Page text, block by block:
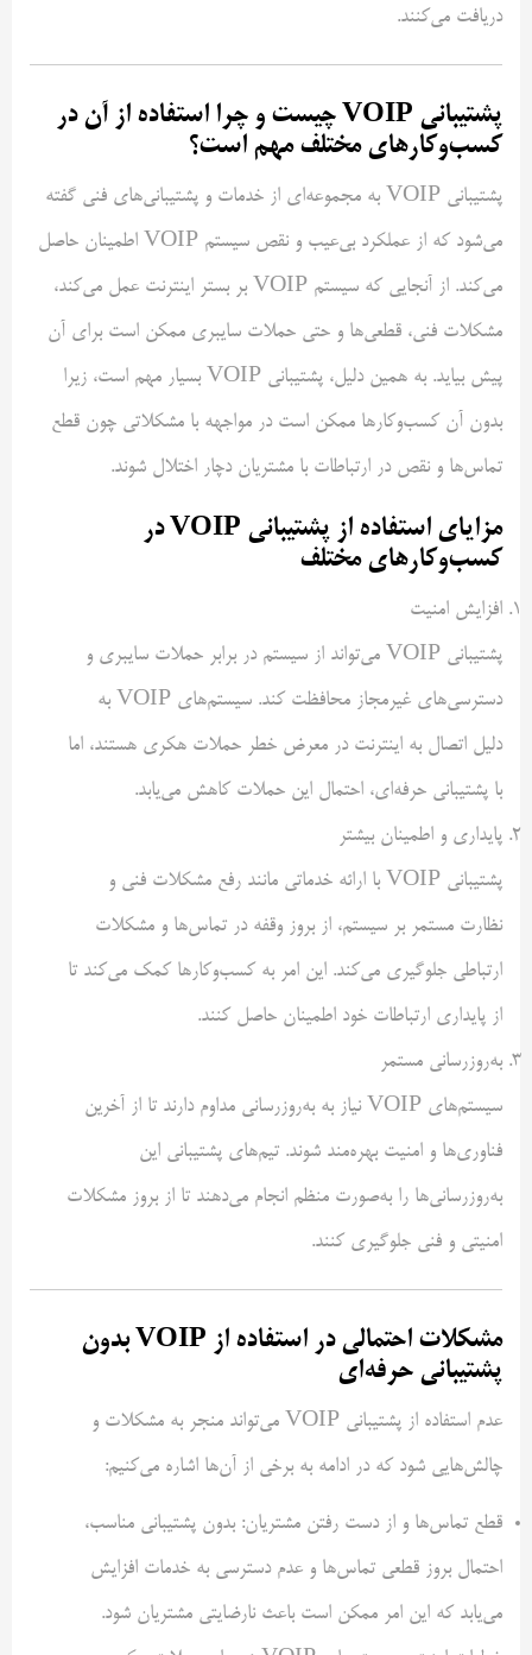
دریافت می‌کنند.
پشتیبانی VOIP چیست و چرا استفاده از آن در
کسب‌وکارهای مختلف مهم است؟
پشتیبانی VOIP به مجموعه‌ای از خدمات و پشتیبانی‌های فنی گفته
می‌شود که از عملکرد بی‌عیب و نقص سیستم VOIP اطمینان حاصل
می‌کند. از آنجایی که سیستم VOIP بر بستر اینترنت عمل می‌کند،
مشکلات فنی، قطعی‌ها و حتی حملات سایبری ممکن است برای آن
پیش بیاید. به همین دلیل، پشتیبانی VOIP بسیار مهم است، زیرا
بدون آن کسب‌وکارها ممکن است در مواجهه با مشکلاتی چون قطع
تماس‌ها و نقص در ارتباطات با مشتریان دچار اختلال شوند.
مزایای استفاده از پشتیبانی VOIP در
کسب‌وکارهای مختلف
افزایش امنیت
پشتیبانی VOIP می‌تواند از سیستم در برابر حملات سایبری و
دسترسی‌های غیرمجاز محافظت کند. سیستم‌های VOIP به
دلیل اتصال به اینترنت در معرض خطر حملات هکری هستند، اما
با پشتیبانی حرفه‌ای، احتمال این حملات کاهش می‌یابد.
پایداری و اطمینان بیشتر
پشتیبانی VOIP با ارائه خدماتی مانند رفع مشکلات فنی و
نظارت مستمر بر سیستم، از بروز وقفه در تماس‌ها و مشکلات
ارتباطی جلوگیری می‌کند. این امر به کسب‌وکارها کمک می‌کند تا
از پایداری ارتباطات خود اطمینان حاصل کنند.
به‌روزرسانی مستمر
سیستم‌های VOIP نیاز به به‌روزرسانی مداوم دارند تا از آخرین
فناوری‌ها و امنیت بهره‌مند شوند. تیم‌های پشتیبانی این
به‌روزرسانی‌ها را به‌صورت منظم انجام می‌دهند تا از بروز مشکلات
امنیتی و فنی جلوگیری کنند.
مشکلات احتمالی در استفاده از VOIP بدون
پشتیبانی حرفه‌ای
عدم استفاده از پشتیبانی VOIP می‌تواند منجر به مشکلات و
چالش‌هایی شود که در ادامه به برخی از آن‌ها اشاره می‌کنیم:
قطع تماس‌ها و از دست رفتن مشتریان: بدون پشتیبانی مناسب،
احتمال بروز قطعی تماس‌ها و عدم دسترسی به خدمات افزایش
می‌یابد که این امر ممکن است باعث نارضایتی مشتریان شود.